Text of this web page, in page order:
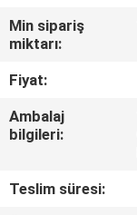
KONTROLÜ
BIZIMLE
İLETIŞIM
HABERLER
Min sipariş
miktarı:
Fiyat:
Ambalaj
bilgileri:
Teslim süresi: